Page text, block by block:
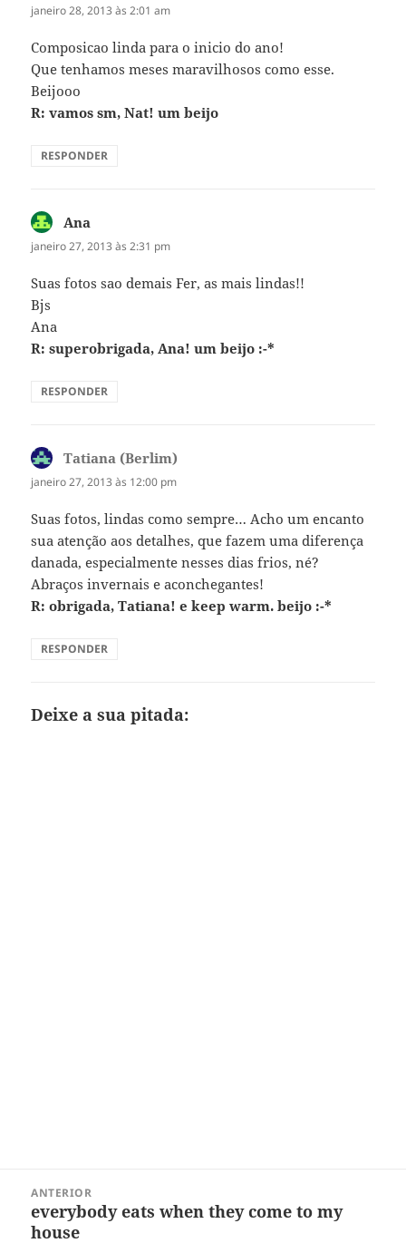
janeiro 28, 2013 às 2:01 am
Composicao linda para o inicio do ano!
Que tenhamos meses maravilhosos como esse.
Beijooo
R: vamos sm, Nat! um beijo
RESPONDER
Ana
janeiro 27, 2013 às 2:31 pm
Suas fotos sao demais Fer, as mais lindas!!
Bjs
Ana
R: superobrigada, Ana! um beijo :-*
RESPONDER
Tatiana (Berlim)
janeiro 27, 2013 às 12:00 pm
Suas fotos, lindas como sempre… Acho um encanto
sua atenção aos detalhes, que fazem uma diferença
danada, especialmente nesses dias frios, né?
Abraços invernais e aconchegantes!
R: obrigada, Tatiana! e keep warm. beijo :-*
RESPONDER
Deixe a sua pitada:
ANTERIOR
Post
anterior:
everybody eats when they come to my
house